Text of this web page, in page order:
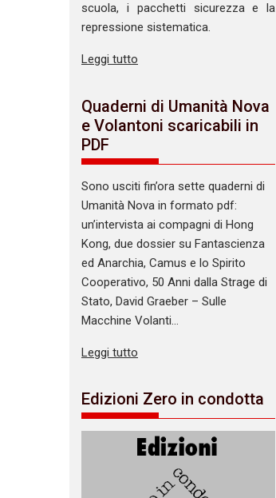
scuola, i pacchetti sicurezza e la
repressione sistematica.
Leggi tutto
Quaderni di Umanità Nova
e Volantoni scaricabili in
PDF
Sono usciti fin’ora sette quaderni di
Umanità Nova in formato pdf:
un’intervista ai compagni di Hong
Kong, due dossier su Fantascienza
ed Anarchia, Camus e lo Spirito
Cooperativo, 50 Anni dalla Strage di
Stato, David Graeber – Sulle
Macchine Volanti…
Leggi tutto
Edizioni Zero in condotta